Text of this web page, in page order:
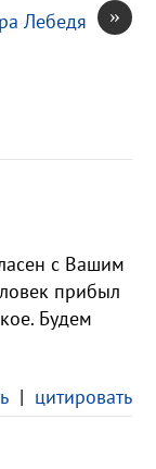
»
Лебедя
с Вашим
прибыл
Будем
| цитировать